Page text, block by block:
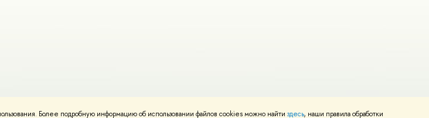
Более подробную информацию об использовании файлов cookies можно найти здесь, наши правила обработки
материалов Политика конфиденциальности Карта сайта